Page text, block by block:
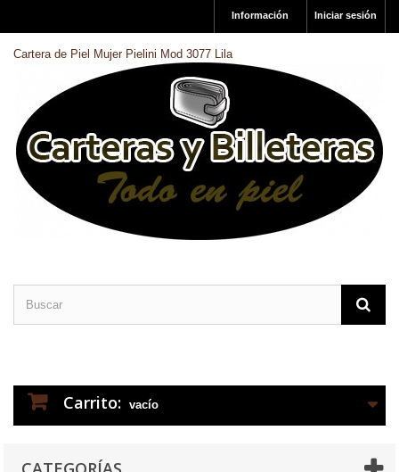
Iniciar sesión
Información
Cartera de Piel Mujer Pielini Mod 3077 Lila
Carrito: vacío